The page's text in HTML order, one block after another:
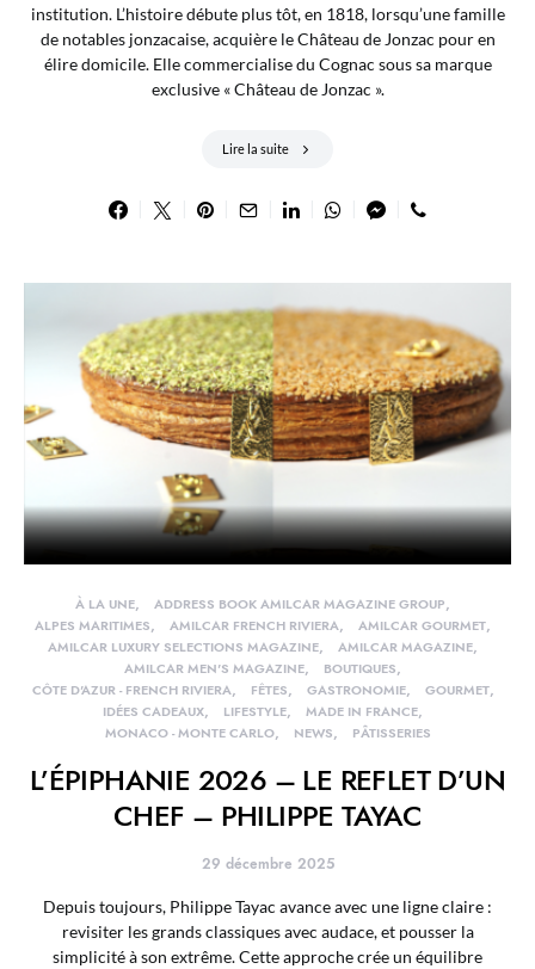
institution. L’histoire débute plus tôt, en 1818, lorsqu’une famille
de notables jonzacaise, acquière le Château de Jonzac pour en
élire domicile. Elle commercialise du Cognac sous sa marque
exclusive « Château de Jonzac ».
Lire la suite
À LA UNE
ADDRESS BOOK AMILCAR MAGAZINE GROUP
ALPES MARITIMES
AMILCAR FRENCH RIVIERA
AMILCAR GOURMET
AMILCAR LUXURY SELECTIONS MAGAZINE
AMILCAR MAGAZINE
AMILCAR MEN'S MAGAZINE
BOUTIQUES
CÔTE D'AZUR - FRENCH RIVIERA
FÊTES GASTRONOMIE
GOURMET
IDÉES CADEAUX
LIFESTYLE
MADE IN FRANCE
MONACO - MONTE CARLO
NEWS PÂTISSERIES
L’ÉPIPHANIE 2026 – LE REFLET D’UN
CHEF – PHILIPPE TAYAC
29 décembre 2025
Depuis toujours, Philippe Tayac avance avec une ligne claire :
revisiter les grands classiques avec audace, et pousser la
simplicité à son extrême. Cette approche crée un équilibre